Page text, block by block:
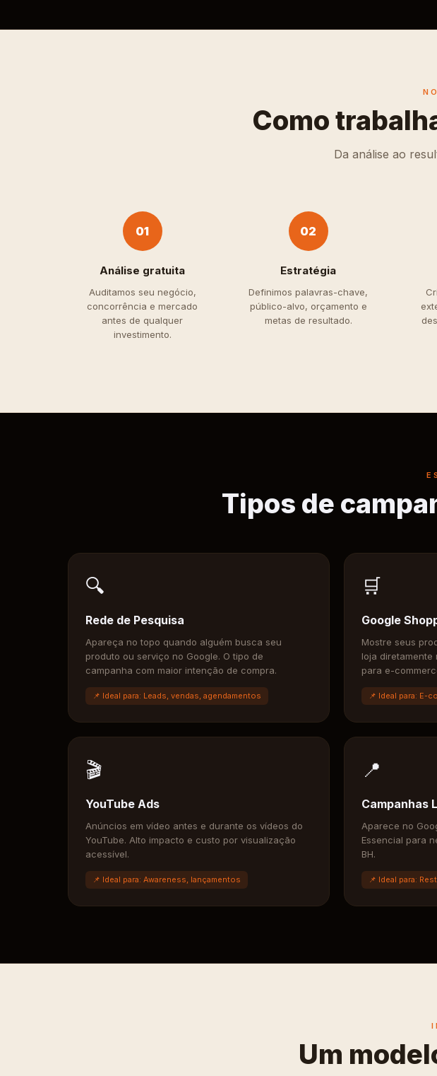
Como
Da análise ao
01
Análise gratuita
Auditamos seu negócio,
concorrência e mercado
antes de qualquer
investimento.
02
Estratégia
Definimos palavras-chave,
público-alvo, orçamento e
metas de resultado.
Tipos de
🔍
Rede de Pesquisa
Apareça no topo quando alguém busca seu
produto ou serviço no Google. O tipo de
campanha com maior intenção de compra.
📌 Ideal para: Leads, vendas, agendamentos
🛒
Google
Mostre seus
loja diretamente
para e-
📌 Ideal para: E-
🎬
YouTube Ads
Anúncios em vídeo antes e durante os vídeos do
YouTube. Alto impacto e custo por visualização
acessível.
📌 Ideal para: Awareness, lançamentos
📍
Campanhas
Aparece no
Essencial para
BH.
📌 Ideal para:
Um